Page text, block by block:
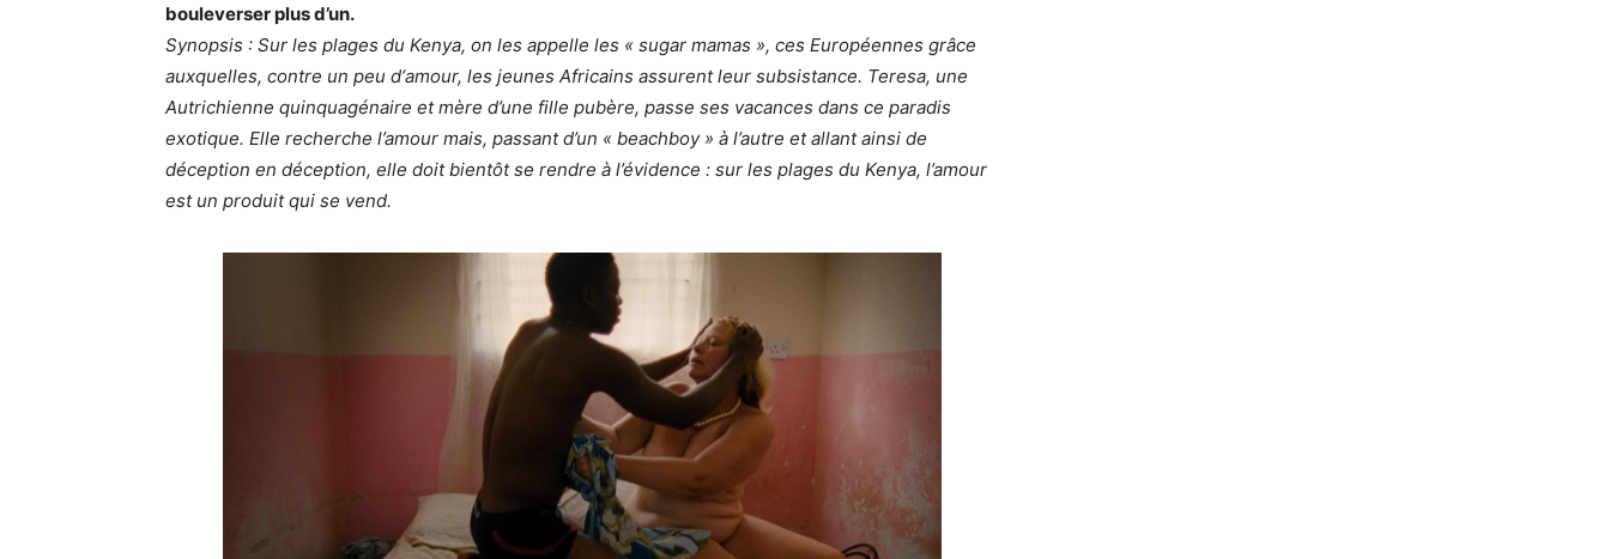
bouleverser plus d’un.
Synopsis : Sur les plages du Kenya, on les appelle les « sugar mamas », ces Européennes grâce
auxquelles, contre un peu d‘amour, les jeunes Africains assurent leur subsistance. Teresa, une
Autrichienne quinquagénaire et mère d’une fille pubère, passe ses vacances dans ce paradis
exotique. Elle recherche l’amour mais, passant d’un « beachboy » à l’autre et allant ainsi de
déception en déception, elle doit bientôt se rendre à l’évidence : sur les plages du Kenya, l’amour
est un produit qui se vend.